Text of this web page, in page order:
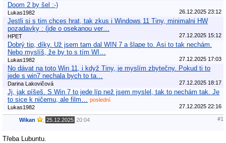
Doom 2 by šel :-)
Lukas1982 26.12.2025 23:12
Jestli si s tim chces hrat, tak zkus i Windows 11 Tiny, minimalni HW
pozadavky : (jde o osekanou ver…
HPET 27.12.2025 15:12
Dobrý tip, díky. Už jsem tam dal WIN 7 a šlape to. Asi to tak nechám.
Nebo myslíš, že by to s tím WI…
Lukas1982 27.12.2025 17:03
No dávat na toto Win 11, i když Tiny, je myslím zbytečny. Pokud ti to
jede s win7 nechala bych to ta…
Darina Lakovičová 27.12.2025 18:17
Jj, jak píšeš. S Win 7 to jede líp než jsem myslel, tak to nechám tak. Je
to sice k ničemu, ale film…
poslední
Lukas1982
27.12.2025 22:16
Wikan 25.12.2025 20:04 #1
Třeba Lubuntu.